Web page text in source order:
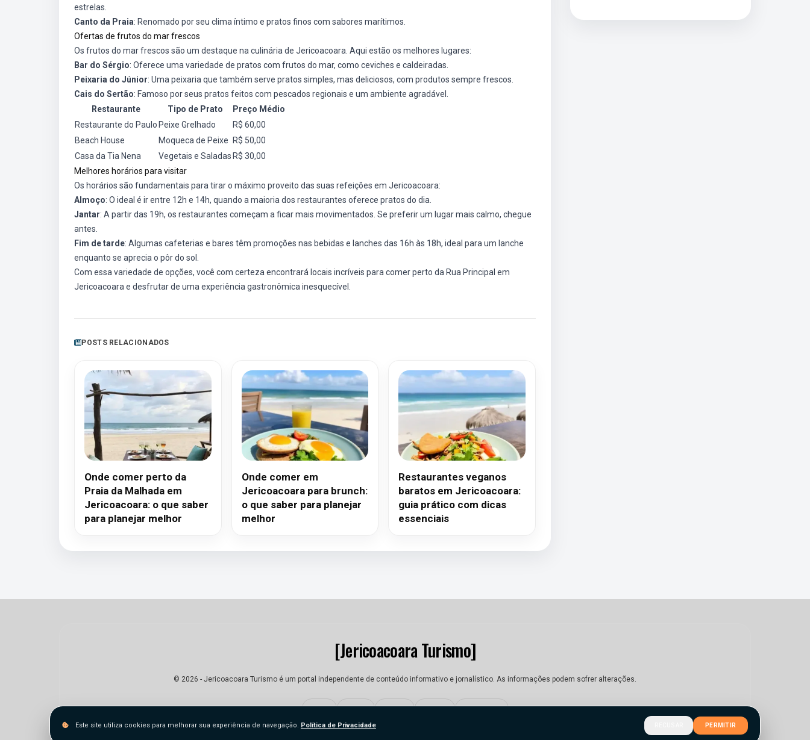
estrelas.
Canto da Praia: Renomado por seu clima íntimo e pratos finos com sabores marítimos.
Ofertas de frutos do mar frescos
Os frutos do mar frescos são um destaque na culinária de Jericoacoara. Aqui estão os melhores lugares:
Bar do Sérgio: Oferece uma variedade de pratos com frutos do mar, como ceviches e caldeiradas.
Peixaria do Júnior: Uma peixaria que também serve pratos simples, mas deliciosos, com produtos sempre frescos.
Cais do Sertão: Famoso por seus pratos feitos com pescados regionais e um ambiente agradável.
Restaurante
Tipo de Prato
Preço Médio
Restaurante do Paulo Peixe Grelhado
R$ 60,00
Beach House
Moqueca de Peixe
R$ 50,00
Casa da Tia Nena
Vegetais e Saladas R$ 30,00
Melhores horários para visitar
Os horários são fundamentais para tirar o máximo proveito das suas refeições em Jericoacoara:
Almoço: O ideal é ir entre 12h e 14h, quando a maioria dos restaurantes oferece pratos do dia.
Jantar: A partir das 19h, os restaurantes começam a ficar mais movimentados. Se preferir um lugar mais calmo, chegue
antes.
Fim de tarde: Algumas cafeterias e bares têm promoções nas bebidas e lanches das 16h às 18h, ideal para um lanche
enquanto se aprecia o pôr do sol.
Com essa variedade de opções, você com certeza encontrará locais incríveis para comer perto da Rua Principal em
Jericoacoara e desfrutar de uma experiência gastronômica inesquecível.
POSTS RELACIONADOS
Onde comer perto da
Praia da Malhada em
Jericoacoara: o que saber
para planejar melhor
Onde comer em
Jericoacoara para brunch:
o que saber para planejar
melhor
Restaurantes veganos
baratos em Jericoacoara:
guia prático com dicas
essenciais
[Jericoacoara Turismo]
© 2026 - Jericoacoara Turismo é um portal independente de conteúdo informativo e jornalístico. As informações podem sofrer alterações.
Sobre Equipe Contato Termos Privacidade
Este site utiliza cookies para melhorar sua experiência de navegação. Política de Privacidade PERMITIR